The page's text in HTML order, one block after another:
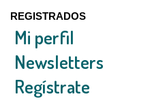
REGISTRADOS
Mi perfil
Newsletters
Regístrate